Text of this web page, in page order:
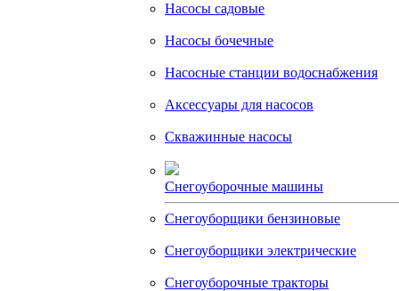
Насосы садовые
Насосы бочечные
Насосные станции водоснабжения
Аксессуары для насосов
Скважинные насосы
Снегоуборочные машины
Снегоуборщики бензиновые
Снегоуборщики электрические
Снегоуборочные тракторы